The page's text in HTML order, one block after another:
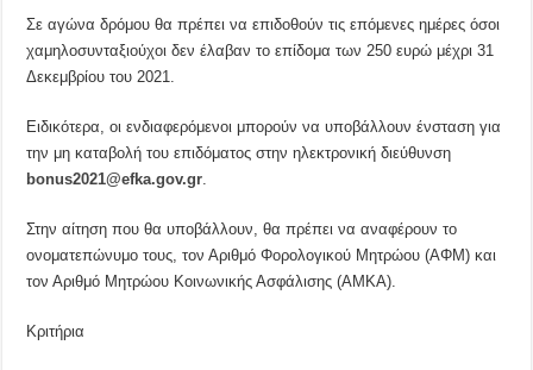
Σε αγώνα δρόμου θα πρέπει να επιδοθούν τις επόμενες ημέρες όσοι
χαμηλοσυνταξιούχοι δεν έλαβαν το επίδομα των 250 ευρώ μέχρι 31
Δεκεμβρίου του 2021.
Ειδικότερα, οι ενδιαφερόμενοι μπορούν να υποβάλλουν ένσταση για
την μη καταβολή του επιδόματος στην ηλεκτρονική διεύθυνση
bonus2021@efka.gov.gr
Στην αίτηση που θα υποβάλλουν, θα πρέπει να αναφέρουν το
ονοματεπώνυμο τους, τον Αριθμό Φορολογικού Μητρώου (ΑΦΜ) και
τον Αριθμό Μητρώου Κοινωνικής Ασφάλισης (ΑΜΚΑ).
Κριτήρια